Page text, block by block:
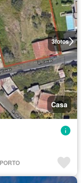
3fotos
Casa